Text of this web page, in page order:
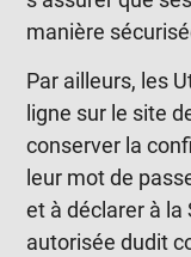
manière
Par ailleurs, les
ligne sur le site
conserver la
leur mot de
et à déclarer à
autorisée dudit